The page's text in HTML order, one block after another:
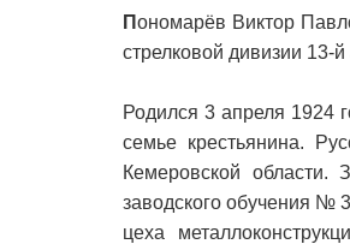
Пономарёв Виктор
стрелковой дивизии 13-
Родился 3 апреля 1924
семье крестьянина.
Кемеровской
заводского обучения №
цеха